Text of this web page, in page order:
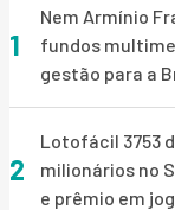
1
Nem Armínio
fundos
gestão para a
2
Lotofácil 3753
milionários no
e prêmio em